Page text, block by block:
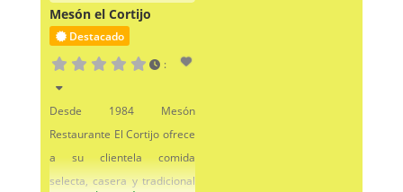
Mesón el Cortijo
Destacado
:
Desde 1984 Mesón
Restaurante El Cortijo ofrece
a su clientela comida
selecta, casera y tradicional